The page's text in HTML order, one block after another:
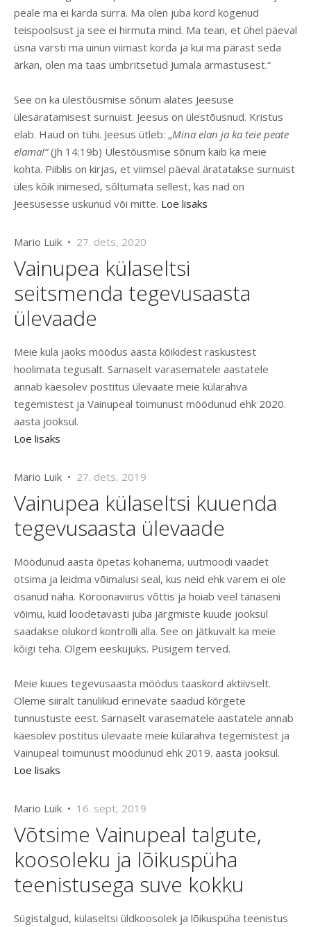
peale ma ei karda surra. Ma olen juba kord kogenud
teispoolsust ja see ei hirmuta mind. Ma tean, et ühel päeval
üsna varsti ma uinun viimast korda ja kui ma pärast seda
ärkan, olen ma taas ümbritsetud Jumala armastusest.“
See on ka ülestõusmise sõnum alates Jeesuse
ülesäratamisest surnuist. Jeesus on ülestõusnud. Kristus
elab. Haud on tühi. Jeesus ütleb: „Mina elan ja ka teie peate
elama!“(Jh 14:19b) Ülestõusmise sõnum käib ka meie
kohta. Piiblis on kirjas, et viimsel päeval äratatakse surnuist
üles kõik inimesed, sõltumata sellest, kas nad on
Jeesusesse uskunud või mitte. Loe lisaks
Mario Luik • 27. dets, 2020
Vainupea külaseltsi
seitsmenda tegevusaasta
ülevaade
Meie küla jaoks möödus aasta kõikidest raskustest
hoolimata tegusalt. Sarnaselt varasematele aastatele
annab käesolev postitus ülevaate meie külarahva
tegemistest ja Vainupeal toimunust möödunud ehk 2020.
aasta jooksul.
Loe lisaks
Mario Luik • 27. dets, 2019
Vainupea külaseltsi kuuenda
tegevusaasta ülevaade
Möödunud aasta õpetas kohanema, uutmoodi vaadet
otsima ja leidma võimalusi seal, kus neid ehk varem ei ole
osanud näha. Koroonaviirus võttis ja hoiab veel tänaseni
võimu, kuid loodetavasti juba järgmiste kuude jooksul
saadakse olukord kontrolli alla. See on jätkuvalt ka meie
kõigi teha. Olgem eeskujuks. Püsigem terved.
Meie kuues tegevusaasta möödus taaskord aktiivselt.
Oleme siiralt tänulikud erinevate saadud kõrgete
tunnustuste eest. Sarnaselt varasematele aastatele annab
käesolev postitus ülevaate meie külarahva tegemistest ja
Vainupeal toimunust möödunud ehk 2019. aasta jooksul.
Loe lisaks
Mario Luik • 16. sept, 2019
Võtsime Vainupeal talgute,
koosoleku ja lõikuspüha
teenistusega suve kokku
Sügistalgud, külaseltsi üldkoosolek ja lõikuspüha teenistus